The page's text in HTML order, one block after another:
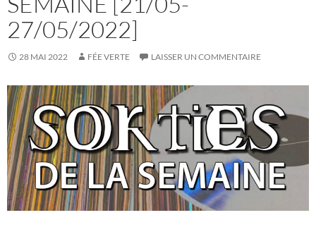
27/05/2022]
28 MAI 2022 FÉE VERTE LAISSER UN COMMENTAIRE